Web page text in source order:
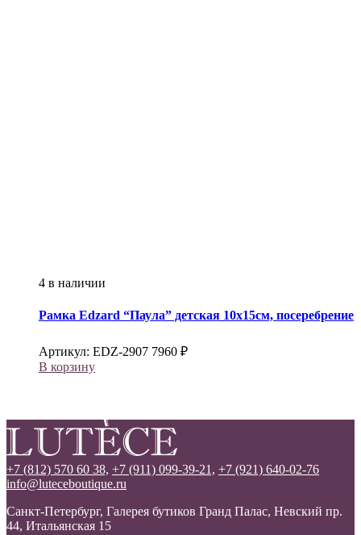
4 в наличии
Рамка Edzard “Паула” детская 10х15см, посеребрение
Артикул: EDZ-2907 7960 ₽
В корзину
+7 (812) 570 60 38, +7 (911) 099-39-21, +7 (921) 640-02-76
info@luteceboutique.ru
Санкт-Петербург, Галерея бутиков Гранд Палас, Невский пр.
44, Итальянская 15